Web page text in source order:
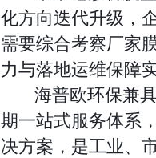
化方向迭代升级，
需要综合考察厂家
力与落地运维保障
海普欧环保兼具
期一站式服务体系
决方案，是工业、